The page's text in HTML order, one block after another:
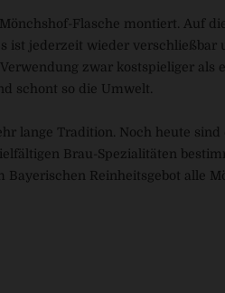
Flasche montiert. Auf
ist jederzeit wieder
zwar kostspieliger als
schont so die Umwelt.
lange Tradition. Noch heute sind
Brau-Spezialitäten
Reinheitsgebot alle